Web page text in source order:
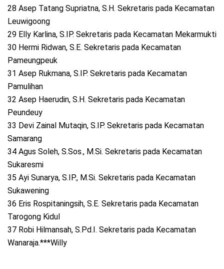
28 Asep Tatang Supriatna, S.H. Sekretaris pada Kecamatan
Leuwigoong
29 Elly Karlina, S.IP. Sekretaris pada Kecamatan Mekarmukti
30 Hermi Ridwan, S.E. Sekretaris pada Kecamatan
Pameungpeuk
31 Asep Rukmana, S.IP. Sekretaris pada Kecamatan
Pamulihan
32 Asep Haerudin, S.H. Sekretaris pada Kecamatan
Peundeuy
33 Devi Zainal Mutaqin, S.IP. Sekretaris pada Kecamatan
Samarang
34 Agus Soleh, S.Sos., M.Si. Sekretaris pada Kecamatan
Sukaresmi
35 Ayi Sunarya, S.IP., M.Si. Sekretaris pada Kecamatan
Sukawening
36 Eris Rospitaningsih, S.E. Sekretaris pada Kecamatan
Tarogong Kidul
37 Robi Hilmansah, S.Pd.I. Sekretaris pada Kecamatan
Wanaraja.***Willy